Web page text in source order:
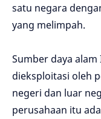
satu negara
yang melimpah.
Sumber daya
dieksploitasi oleh
negeri dan luar
perusahaan itu